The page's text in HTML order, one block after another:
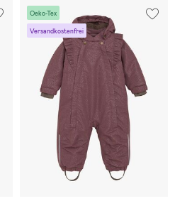
Oeko-Tex
Versandkostenfrei